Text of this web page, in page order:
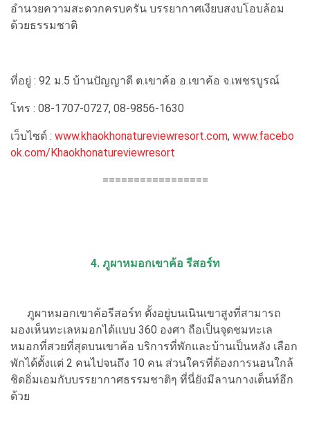
อำนวยความสะดวกครบครัน บรรยากาศเงียบสงบโอบล้อม
ด้วยธรรมชาติ
ที่อยู่ : 92 ม.5 บ้านปัญญาดี ต.เขาค้อ อ.เขาค้อ จ.เพชรบูรณ์
โทร : 08-1707-0727, 08-9856-1630
เว็บไซต์ : www.khaokhonatureviewresort.com, www.facebo
ok.com/Khaokhonatureviewresort
=================
4. ภูผาหมอกเขาค้อ รีสอร์ท
ภูผาหมอกเขาค้อรีสอร์ท ตั้งอยู่บนเนินเขาสูงที่สามารถ
มองเห็นทะเลหมอกได้แบบ 360 องศา ถือเป็นจุดชมทะเล
หมอกที่สวยที่สุดบนเขาค้อ บริการที่พักและบ้านเป็นหลัง เลือก
พักได้ตั้งแต่ 2 คนไปจนถึง 10 คน ส่วนใครที่ต้องการนอนใกล้
ชิดอิ่มเอมกับบรรยากาศธรรมชาติๆ ที่นี่ยังมีลานกางเต็นท์อีก
ด้วย